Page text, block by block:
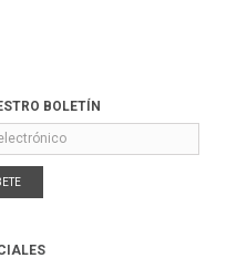
BOLETÍN